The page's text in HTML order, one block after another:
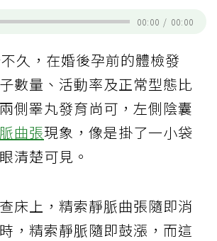
00:00 / 00:00
久，在婚後孕前的體檢發
數量、活動率及正常型態比
側睪丸發育尚可，左側陰囊
曲張現象，像是掛了一小袋
清楚可見。
床上，精索靜脈曲張隨即消
，精索靜脈隨即鼓漲，而這